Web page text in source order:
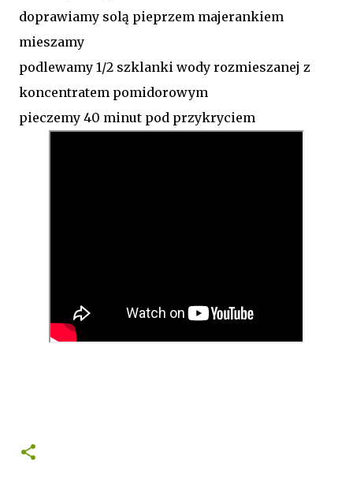
doprawiamy solą pieprzem majerankiem
mieszamy
podlewamy 1/2 szklanki wody rozmieszanej z
koncentratem pomidorowym
pieczemy 40 minut pod przykryciem